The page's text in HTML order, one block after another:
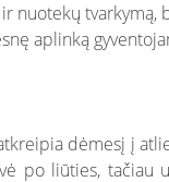
aplinką
dėmesį į
po liūties,